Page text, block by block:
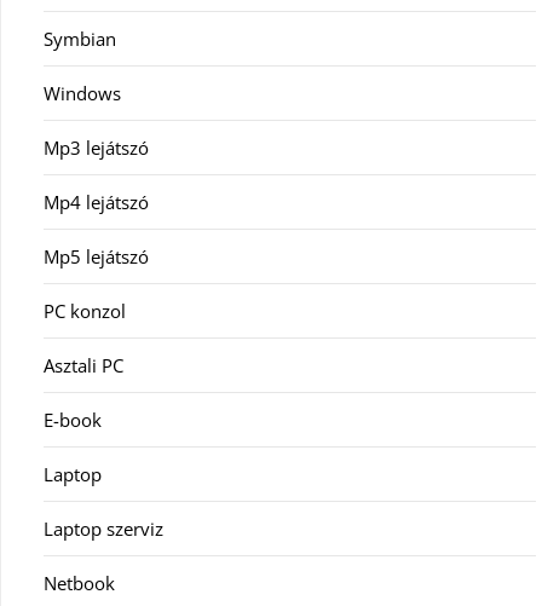
Symbian
Windows
Mp3 lejátszó
Mp4 lejátszó
Mp5 lejátszó
PC konzol
Asztali PC
E-book
Laptop
Laptop szerviz
Netbook